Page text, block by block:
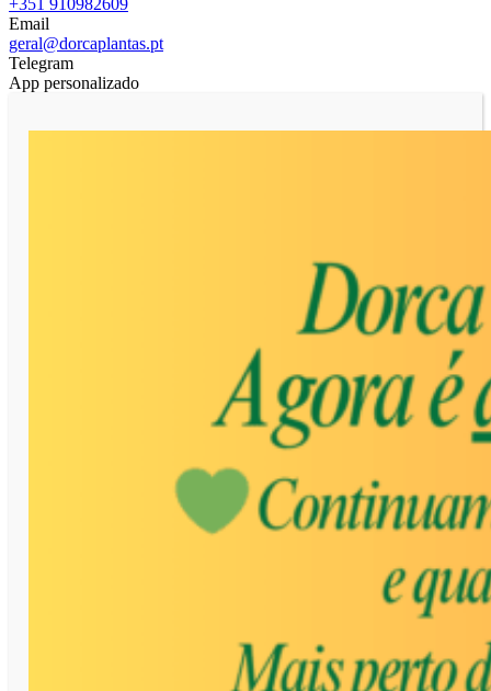
Email
geral@dorcaplantas.pt
Telegram
App personalizado